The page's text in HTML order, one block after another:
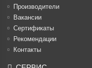
Производители
Вакансии
Cертификаты
Рекомендации
Контакты